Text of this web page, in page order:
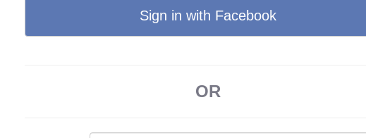
Sign in with Facebook
OR